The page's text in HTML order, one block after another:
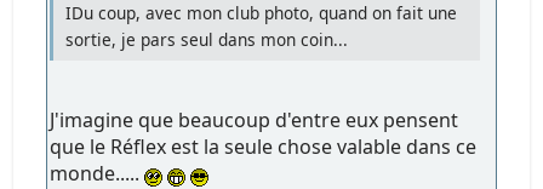
IDu coup, avec mon club photo, quand on fait une
sortie, je pars seul dans mon coin...
J'imagine que beaucoup d'entre eux pensent
que le Réflex est la seule chose valable dans ce
monde.....